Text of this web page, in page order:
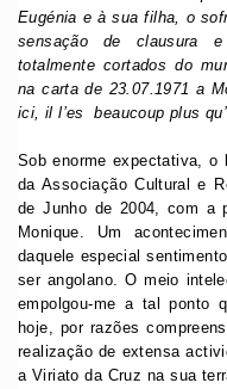
Eugénia e à sua filha, o
sensação de clausura
totalmente cortados do
na carta de 23.07.1971 a
ici, il l’es beaucoup plus
Sob enorme expectativa, o
da Associação Cultural e
de Junho de 2004, com a
Monique. Um
daquele especial
ser angolano. O meio
empolgou-me a tal ponto
hoje, por razões
realização de extensa
a Viriato da Cruz na sua